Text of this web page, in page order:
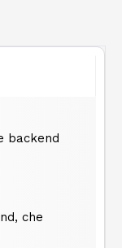
backend
che